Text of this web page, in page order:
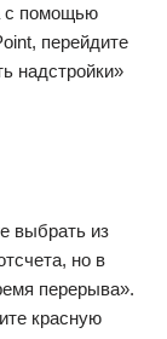
с помощью
перейдите
надстройки»
выбрать из
но в
перерыва».
красную